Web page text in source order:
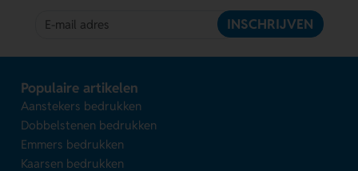
INSCHRIJVEN
Populaire artikelen
Aanstekers bedrukken
Dobbelstenen bedrukken
Emmers bedrukken
Kaarsen bedrukken